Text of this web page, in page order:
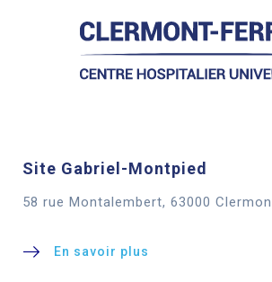
Site Gabriel-Montpied
58 rue Montalembert, 63000
En savoir plus